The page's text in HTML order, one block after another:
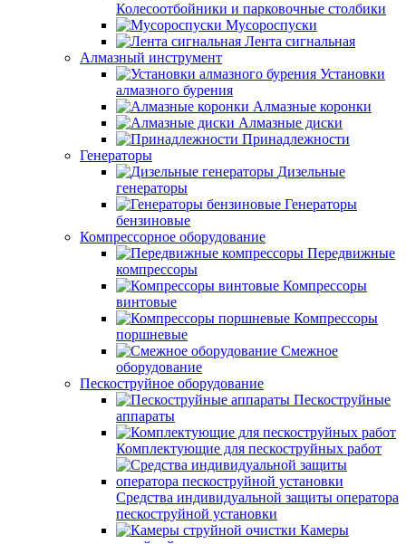
Колесоотбойники и парковочные столбики
Мусороспуски
Лента сигнальная
Алмазный инструмент
Установки
алмазного бурения
Алмазные коронки
Алмазные диски
Принадлежности
Генераторы
Дизельные
генераторы
Генераторы
бензиновые
Компрессорное оборудование
Передвижные
компрессоры
Компрессоры
винтовые
Компрессоры
поршневые
Смежное
оборудование
Пескоструйное оборудование
Пескоструйные
аппараты
Комплектующие для пескоструйных работ
Средства индивидуальной защиты оператора
пескоструйной установки
Камеры